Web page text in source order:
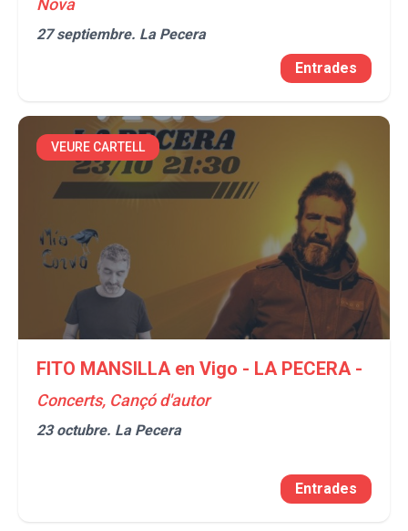
Nova
27 septiembre. La Pecera
Entrades
VEURE CARTELL
FITO MANSILLA en Vigo - LA PECERA -
Concerts, Cançó d'autor
23 octubre. La Pecera
Entrades